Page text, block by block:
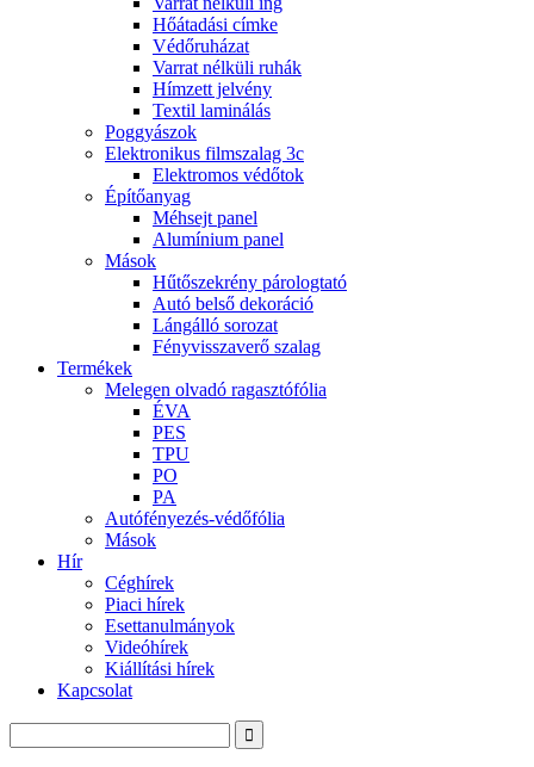
Hőátadási címke
Védőruházat
Varrat nélküli ruhák
Hímzett jelvény
Textil laminálás
Poggyászok
Elektronikus filmszalag 3c
Elektromos védőtok
Építőanyag
Méhsejt panel
Alumínium panel
Mások
Hűtőszekrény párologtató
Autó belső dekoráció
Lángálló sorozat
Fényvisszaverő szalag
Termékek
Melegen olvadó ragasztófólia
ÉVA
PES
TPU
PO
PA
Autófényezés-védőfólia
Mások
Hír
Céghírek
Piaci hírek
Esettanulmányok
Videóhírek
Kiállítási hírek
Kapcsolat